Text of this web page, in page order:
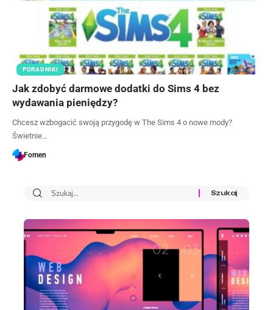
PORADNIKI
Jak zdobyć darmowe dodatki do Sims 4 bez
wydawania pieniędzy?
Chcesz wzbogacić swoją przygodę w The Sims 4 o nowe mody?
Świetnie…
Fomen